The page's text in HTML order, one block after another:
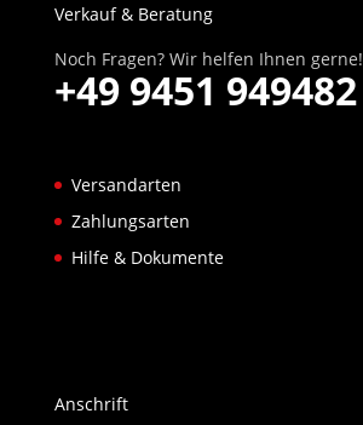
Verkauf & Beratung
Noch Fragen? Wir helfen Ihnen gerne!
+49 9451 949482
Versandarten
Zahlungsarten
Hilfe & Dokumente
Anschrift